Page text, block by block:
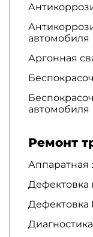
автомобиля
Аргонная
автомобиля
Ремонт
Аппаратная
Дефектовка